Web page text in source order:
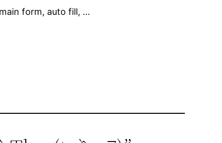
form, auto fill, …